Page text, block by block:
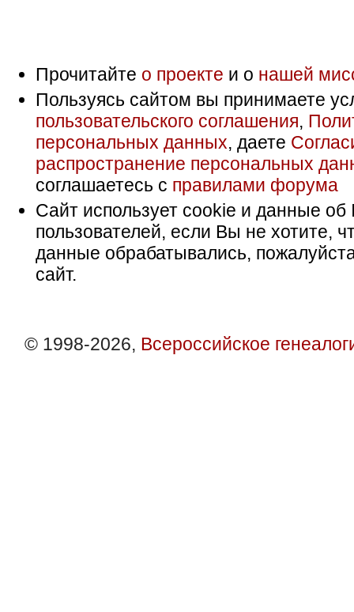
Прочитайте о проекте и о нашей
Пользуясь сайтом вы принимаете
пользовательского соглашения,
персональных данных, даете
распространение персональных
соглашаетесь с правилами форума
Сайт использует cookie и данные об
пользователей, если Вы не хотите,
данные обрабатывались,
сайт.
© 1998-2026, Всероссийское